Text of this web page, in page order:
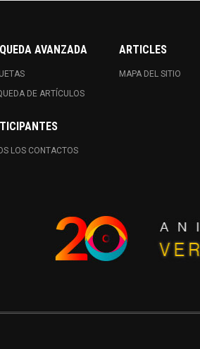
AVANZADA
DE ARTÍCULOS
LOS CONTACTOS
ARTICLES
MAPA DEL SITIO